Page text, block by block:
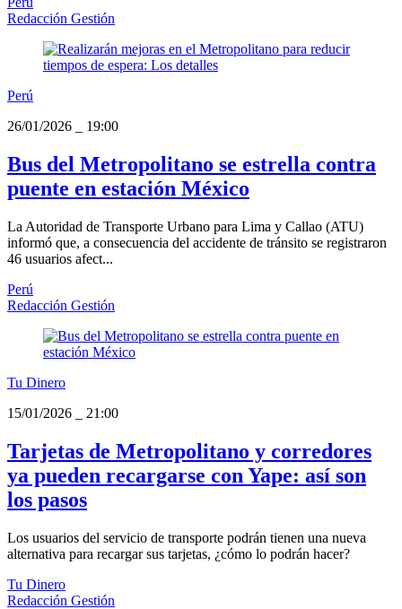
Redacción Gestión
Perú
26/01/2026
19:00
Bus del Metropolitano se estrella contra
puente en estación México
La Autoridad de Transporte Urbano para Lima y Callao (ATU)
informó que, a consecuencia del accidente de tránsito se registraron
46 usuarios afect...
Perú
Redacción Gestión
Tu Dinero
15/01/2026
21:00
Tarjetas de Metropolitano y corredores
ya pueden recargarse con Yape: así son
los pasos
Los usuarios del servicio de transporte podrán tienen una nueva
alternativa para recargar sus tarjetas, ¿cómo lo podrán hacer?
Tu Dinero
Redacción Gestión